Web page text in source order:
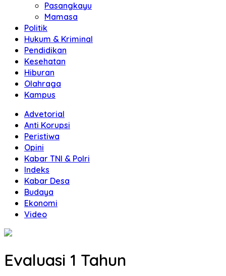
Pasangkayu
Mamasa
Politik
Hukum & Kriminal
Pendidikan
Kesehatan
Hiburan
Olahraga
Kampus
Advetorial
Anti Korupsi
Peristiwa
Opini
Kabar TNI & Polri
Indeks
Kabar Desa
Budaya
Ekonomi
Video
Evaluasi 1 Tahun